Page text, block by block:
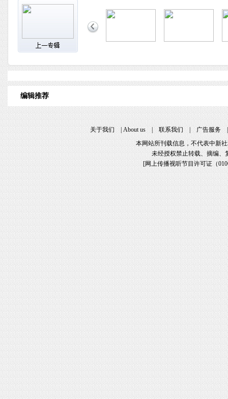
编辑推荐
关于我们|About us|联系我们|广告服务
本网站所刊载信息，不代表中新
未经授权禁止转载、摘编、
[网上传播视听节目许可证（